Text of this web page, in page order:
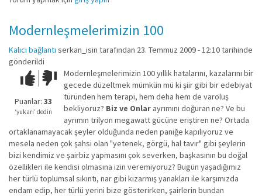
Modernleşmelerimizin 100
Kalıcı bağlantı serkan_isin tarafından 23. Temmuz 2009 - 12:10 tarihinde
gönderildi
Çok iyi!O
kadar
iyi
değil!
Puanlar: 33
‘yukarı’ dedin
Modernleşmelerimizin 100 yıllık hatalarını, kazalarını bir
gecede düzeltmek mümkün mü ki şiir gibi bir edebiyat
türünden hem terapi, hem deha hem de varoluş
bekliyoruz? Biz ve Onlar ayrımını doğuran ne? Ve bu
ayrımın trilyon megawatt gücüne eriştiren ne? Ortada
ortaklanamayacak şeyler olduğunda neden paniğe kapılıyoruz ve
mesela neden çok şahsi olan "yetenek, görgü, hal tavır" gibi şeylerin
bizi kendimiz ve şairbiz yapmasını çok severken, başkasının bu doğal
özellikleri ile kendisi olmasına izin veremiyoruz? Bugün yaşadığımız
her türlü toplumsal sıkıntı, nar gibi kızarmış yanakları ile karşımızda
endam edip, her türlü yerini bize gösterirken, şairlerin bundan